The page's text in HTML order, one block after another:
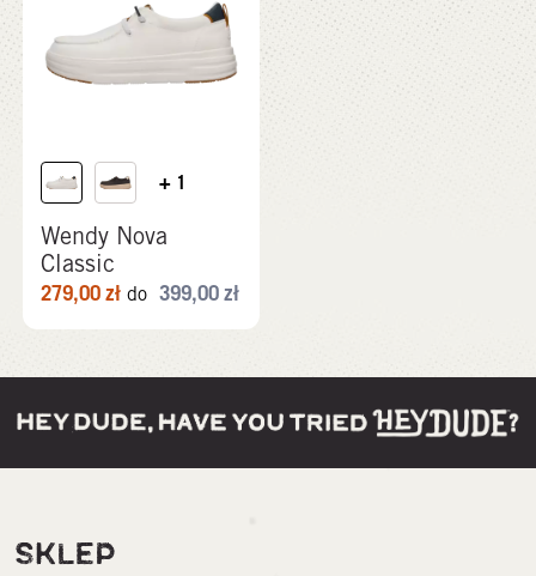
+ 1
Wendy Nova
Classic
279,00zł do 399,00zł
SKLEP